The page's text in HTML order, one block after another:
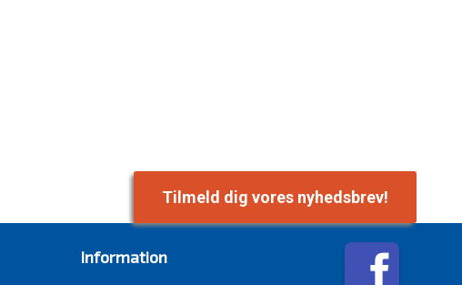
Tilmeld dig vores nyhedsbrev!
Information